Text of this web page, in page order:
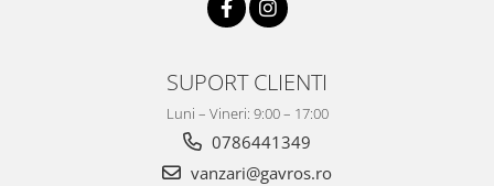
SUPORT CLIENTI
Luni – Vineri: 9:00 – 17:00
0786441349
vanzari@gavros.ro